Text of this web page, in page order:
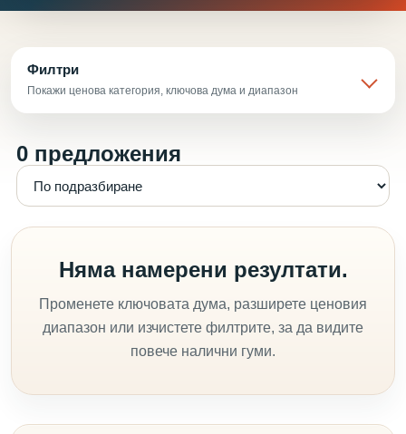
Филтри
Покажи ценова категория, ключова дума и диапазон
0 предложения
Няма намерени резултати.
Променете ключовата дума, разширете ценовия
диапазон или изчистете филтрите, за да видите
повече налични гуми.